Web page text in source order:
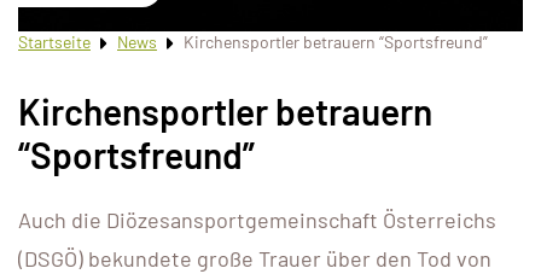
Startseite News Kirchensportler betrauern “Sportsfreund”
Kirchensportler betrauern
“Sportsfreund”
Auch die Diözesansportgemeinschaft Österreichs
(DSGÖ) bekundete große Trauer über den Tod von